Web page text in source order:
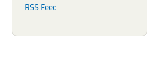
RSS Feed